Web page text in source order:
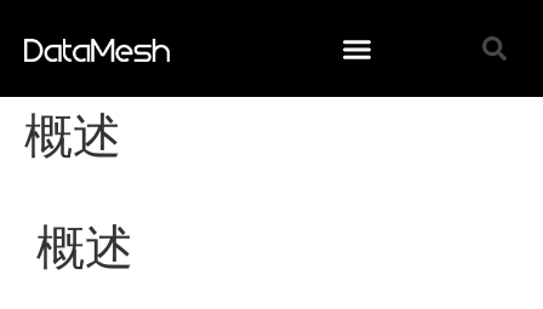
概述
概述